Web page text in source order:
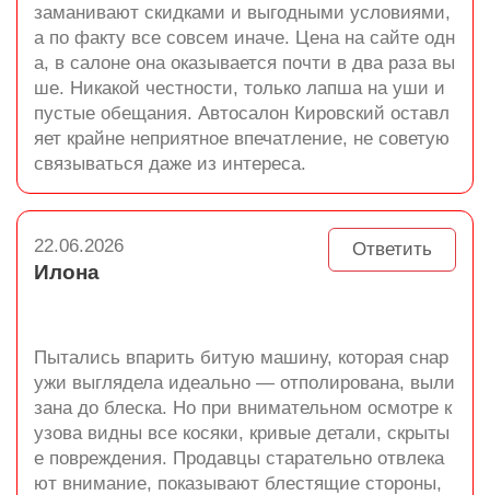
заманивают скидками и выгодными условиями,
а по факту все совсем иначе. Цена на сайте одн
а, в салоне она оказывается почти в два раза вы
ше. Никакой честности, только лапша на уши и
пустые обещания. Автосалон Кировский оставл
яет крайне неприятное впечатление, не советую
связываться даже из интереса.
Ответить
22.06.2026
Илона
Пытались впарить битую машину, которая снар
ужи выглядела идеально — отполирована, выли
зана до блеска. Но при внимательном осмотре к
узова видны все косяки, кривые детали, скрыты
е повреждения. Продавцы старательно отвлека
ют внимание, показывают блестящие стороны,